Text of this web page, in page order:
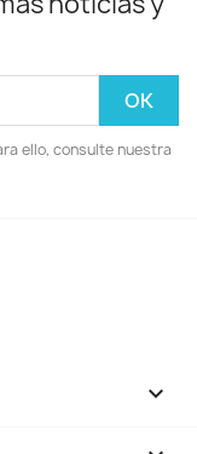
ello, consulte nuestra
